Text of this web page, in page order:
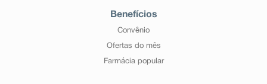
Benefícios
Convênio
Ofertas do mês
Farmácia popular